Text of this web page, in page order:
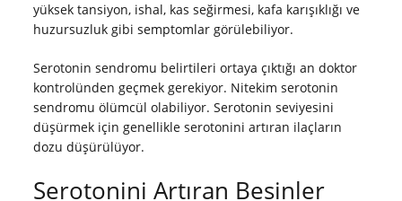
yüksek tansiyon, ishal, kas seğirmesi, kafa karışıklığı ve
huzursuzluk gibi semptomlar görülebiliyor.
Serotonin sendromu belirtileri ortaya çıktığı an doktor
kontrolünden geçmek gerekiyor. Nitekim serotonin
sendromu ölümcül olabiliyor. Serotonin seviyesini
düşürmek için genellikle serotonini artıran ilaçların
dozu düşürülüyor.
Serotonini Artıran Besinler